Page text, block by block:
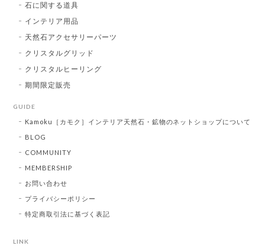
石に関する道具
インテリア用品
天然石アクセサリーパーツ
クリスタルグリッド
クリスタルヒーリング
期間限定販売
GUIDE
Kamoku［カモク］インテリア天然石・鉱物のネットショップについて
BLOG
COMMUNITY
MEMBERSHIP
お問い合わせ
プライバシーポリシー
特定商取引法に基づく表記
LINK